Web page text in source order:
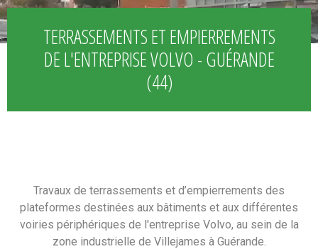
TERRASSEMENTS ET EMPIERREMENTS
DE L'ENTREPRISE VOLVO - GUÉRANDE
(44)
Travaux de terrassements et d’empierrements des
plateformes destinées aux bâtiments et aux différentes
voiries périphériques de l'entreprise Volvo, au sein de la
zone industrielle de Villejames à Guérande.